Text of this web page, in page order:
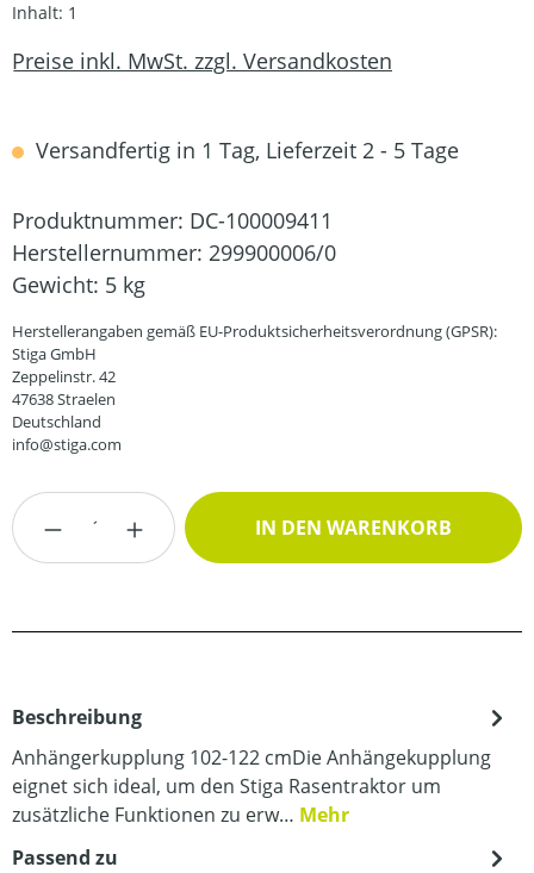
Inhalt: 1
Preise inkl. MwSt. zzgl. Versandkosten
Versandfertig in 1 Tag, Lieferzeit 2 - 5 Tage
Produktnummer: DC-100009411
Herstellernummer: 299900006/0
Gewicht: 5 kg
Herstellerangaben gemäß EU-Produktsicherheitsverordnung (GPSR):
Stiga GmbH
Zeppelinstr. 42
47638 Straelen
Deutschland
info@stiga.com
Produkt Anzahl: Gib den gewünschten
IN DEN WARENKORB
Beschreibung
Anhängerkupplung 102-122 cmDie Anhängekupplung
eignet sich ideal, um den Stiga Rasentraktor um
zusätzliche Funktionen zu erw… Mehr
Passend zu